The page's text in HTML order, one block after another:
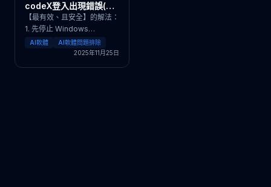
codeX登入出現錯誤(os
error 10013)
【最有效、且安全】的解法：
1. 先停止 Windows
NAT（會自動釋放保留埠）
以系統管理員方式開 CM [ ]
AI軟體
AI軟體問題排除
2025年11月25日